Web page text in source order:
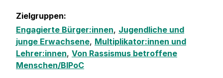
Zielgruppen:
Engagierte Bürger:innen, Jugendliche und
junge Erwachsene, Multiplikator:innen und
Lehrer:innen, Von Rassismus betroffene
Menschen/BIPoC